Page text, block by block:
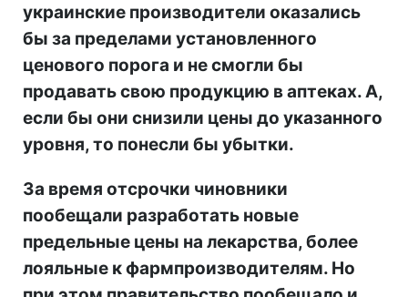
украинские производители оказались
бы за пределами установленного
ценового порога и не смогли бы
продавать свою продукцию в аптеках. А,
если бы они снизили цены до указанного
уровня, то понесли бы убытки.
За время отсрочки чиновники
пообещали разработать новые
предельные цены на лекарства, более
лояльные к фармпроизводителям. Но